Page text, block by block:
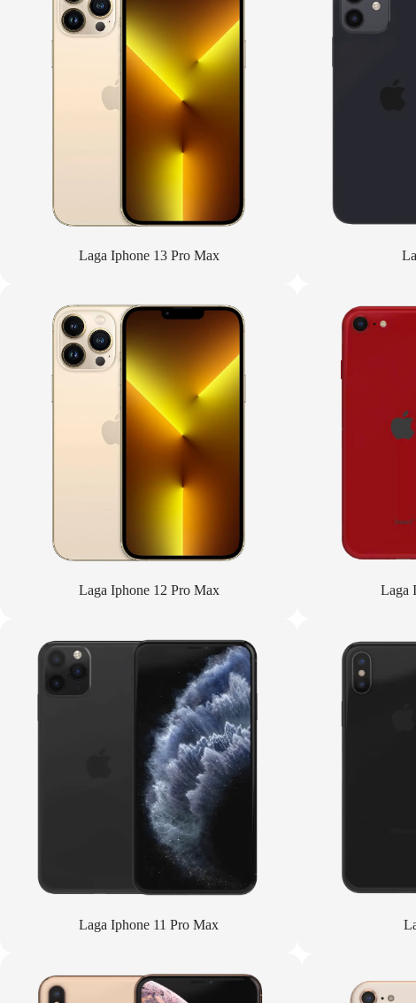
Laga Iphone 13 Pro Max
Laga Iphone 12 Pro Max Laga
Laga Iphone 11 Pro Max